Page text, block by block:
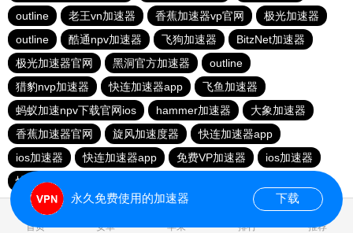
outline
老王vn加速器 香蕉加速器vp官网
极光加速器
outline
酷通npv加速器 飞狗加速器
BitzNet加速器
极光加速器官网
黑洞官方加速器
outline
猎豹nvp加速器
快连加速器app
飞鱼加速器
蚂蚁加速npv下载官网ios
hammer加速器
大象加速器
香蕉加速器官网
旋风加速度器
快连加速器app
ios加速器
快连加速器app 免费VP加速器
ios加速器
快连加速器app
首页 安卓 苹果 排行 推荐
永久免费使用的加速器 下载
1.701305s